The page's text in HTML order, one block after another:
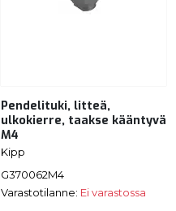
Pendelituki, litteä,
ulkokierre, taakse kääntyvä
M4
Kipp
G370062M4
Varastotilanne: Ei varastossa